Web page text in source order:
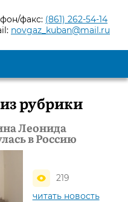
факс: (861) 262-54-14
novgaz_kuban@mail.ru
рубрики
Леонида
в Россию
219
читать новость